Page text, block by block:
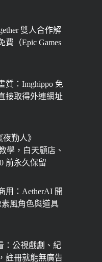
雙人合作解
費（Epic Games
質：Imghippo 免
接取得外連網址
勤人》
學，白天顧店、
前永久保留
用：AetherAI 開
風角色與道具
：公視戲劇、紀
註冊就能無廣告